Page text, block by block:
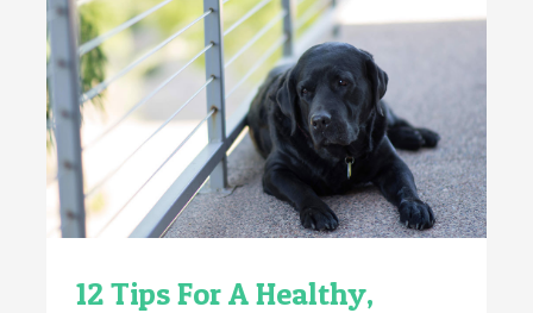
12 Tips For A Healthy,